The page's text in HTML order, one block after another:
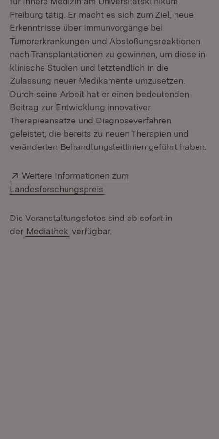
Freiburg tätig. Er macht es sich zum Ziel, neue
Erkenntnisse über Immunvorgänge bei
Tumorerkrankungen und Abstoßungsreaktionen
nach Transplantationen zu gewinnen, um diese in
klinische Studien und letztendlich in die
Zulassung neuer Medikamente umzusetzen.
Durch seine Arbeit hat er einen bedeutenden
Beitrag zur Entwicklung innovativer
Therapieansätze und Diagnoseverfahren
geleistet, die bereits zu neuen Therapien und
veränderten Behandlungsleitlinien geführt haben.
Extern:
Weitere Informationen zum
Landesforschungspreis
Die Veranstaltungsfotos sind ab sofort in
der Mediathek verfügbar.